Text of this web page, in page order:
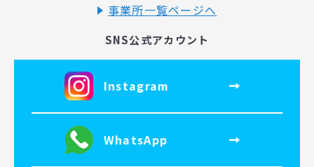
事業所一覧ページへ
SNS公式アカウント
Instagram
WhatsApp